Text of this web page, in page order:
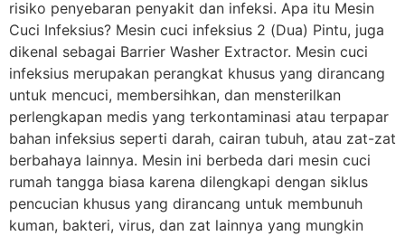
risiko penyebaran penyakit dan infeksi. Apa itu Mesin
Cuci Infeksius? Mesin cuci infeksius 2 (Dua) Pintu, juga
dikenal sebagai Barrier Washer Extractor. Mesin cuci
infeksius merupakan perangkat khusus yang dirancang
untuk mencuci, membersihkan, dan mensterilkan
perlengkapan medis yang terkontaminasi atau terpapar
bahan infeksius seperti darah, cairan tubuh, atau zat-zat
berbahaya lainnya. Mesin ini berbeda dari mesin cuci
rumah tangga biasa karena dilengkapi dengan siklus
pencucian khusus yang dirancang untuk membunuh
kuman, bakteri, virus, dan zat lainnya yang mungkin